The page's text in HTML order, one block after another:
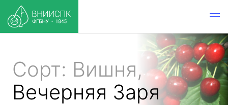
Сорт: Вишня,
Вечерняя Заря